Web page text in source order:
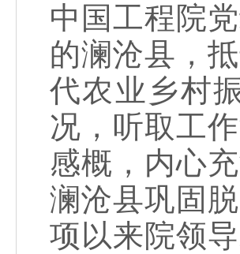
中国工程院
的澜沧县，
代农业乡村
况，听取工
感概，内心
澜沧县巩固
项以来院领